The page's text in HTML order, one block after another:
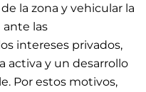
la zona y vehicular la
las
intereses privados,
activa y un desarrollo
Por estos motivos,